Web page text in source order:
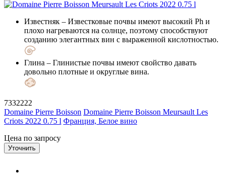
Известняк – Известковые почвы имеют высокий Ph и
плохо нагреваются на солнце, поэтому способствуют
созданию элегантных вин с выраженной кислотностью.
Глина – Глинистые почвы имеют свойство давать
довольно плотные и округлые вина.
7332222
Domaine Pierre Boisson Domaine Pierre Boisson Meursault Les
Criots 2022 0.75 l Франция, Белое вино
Цена по запросу
Уточнить